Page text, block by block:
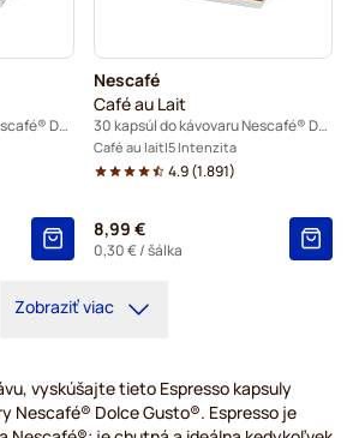
30 kapsúl do kávovaru Nescafé® Dolce Gusto
Nescafé
Café au Lait
30 kapsúl do kávovaru Nescafé® Dolce Gusto
Café au lait 5 Intenzita
4.9(1.891)
8,99 €
0,30 €/ šálka
Zobraziť viac
vyskúšajte tieto Espresso kapsuly
Nescafé® Dolce Gusto®. Espresso je